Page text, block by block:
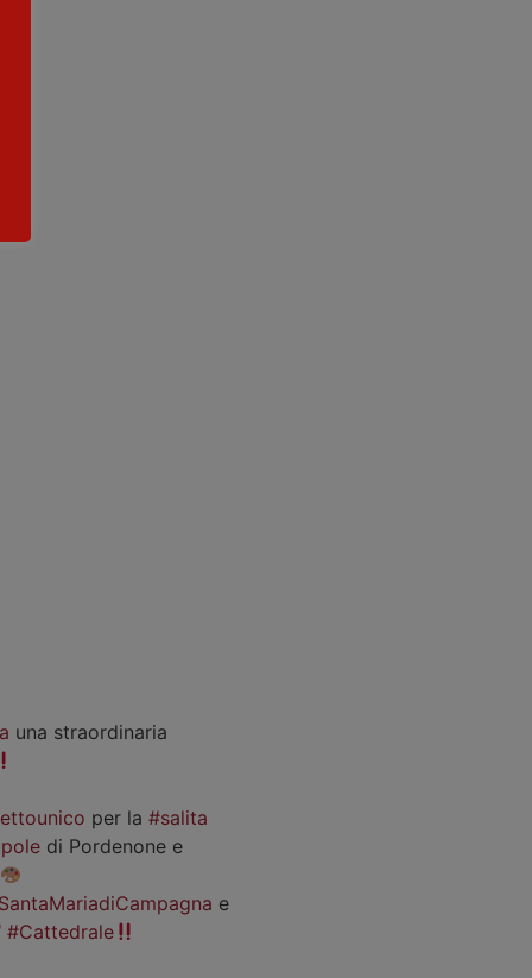
una straordinaria
per la#salita
di Pordenone e
e
#Cattedrale